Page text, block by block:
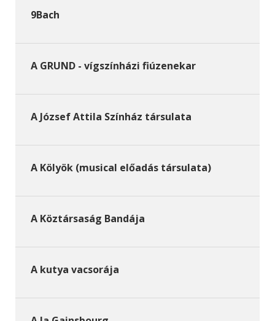
9Bach
A GRUND - vígszínházi fiúzenekar
A József Attila Színház társulata
A Kölyök (musical előadás társulata)
A Köztársaság Bandája
A kutya vacsorája